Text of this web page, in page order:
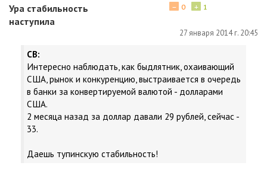
Ура стабильность
наступила
+ 1
− 0
27 января 2014 г. 20:45
CВ:
Интересно наблюдать, как быдлятник, охаивающий
США, рынок и конкуренцию, выстраивается в очередь
в банки за конвертируемой валютой - долларами
США.
2 месяца назад за доллар давали 29 рублей, сейчас -
33.
Даешь тупинскую стабильность!